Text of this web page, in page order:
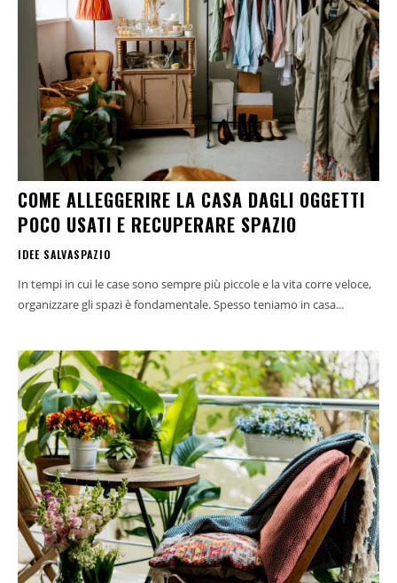
COME ALLEGGERIRE LA CASA DAGLI OGGETTI
POCO USATI E RECUPERARE SPAZIO
IDEE SALVASPAZIO
In tempi in cui le case sono sempre più piccole e la vita corre veloce,
organizzare gli spazi è fondamentale. Spesso teniamo in casa...